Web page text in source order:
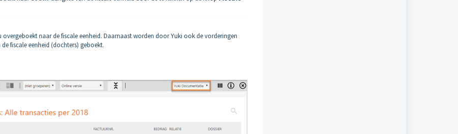
naar de fiscale eenheid. Daarnaast worden door Yuki ook de vorderingen
fiscale eenheid (dochters) geboekt.